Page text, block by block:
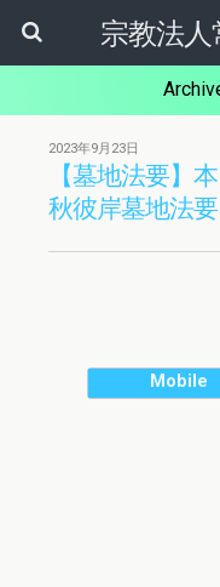
宗教法
2023年9月23日
【墓地法要】
秋彼岸墓地法
Mobile